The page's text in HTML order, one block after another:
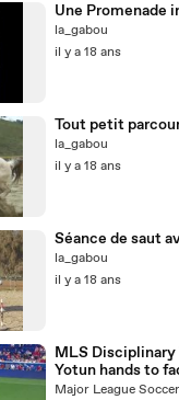
Une Promenade
la_gabou
il y a 18 ans
Tout petit
la_gabou
il y a 18 ans
Séance de saut
la_gabou
il y a 18 ans
MLS Disciplinary
Yotun hands to
Major League Soccer